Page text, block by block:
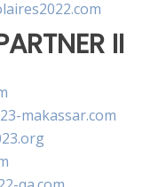
II
makassar.com